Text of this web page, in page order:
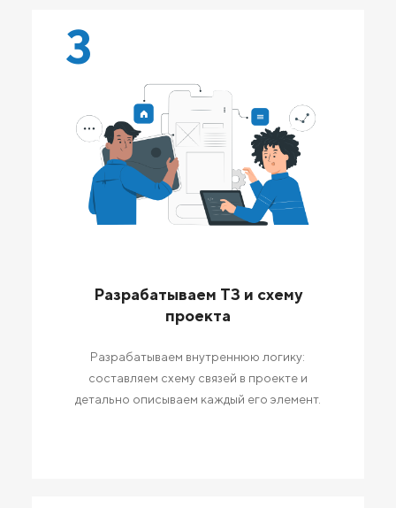
3
Разрабатываем ТЗ и схему
проекта
Разрабатываем внутреннюю логику:
составляем схему связей в проекте и
детально описываем каждый его элемент.